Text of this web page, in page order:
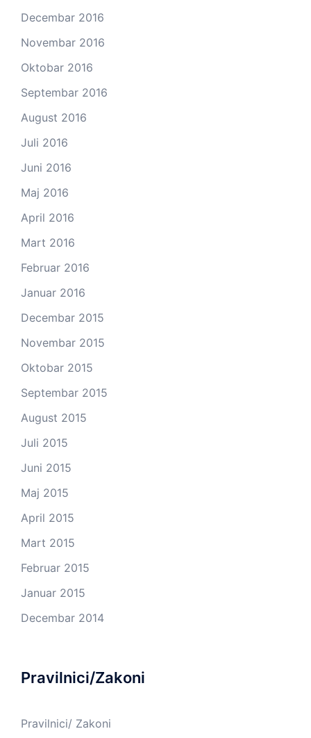
Decembar 2016
Novembar 2016
Oktobar 2016
Septembar 2016
August 2016
Juli 2016
Juni 2016
Maj 2016
April 2016
Mart 2016
Februar 2016
Januar 2016
Decembar 2015
Novembar 2015
Oktobar 2015
Septembar 2015
August 2015
Juli 2015
Juni 2015
Maj 2015
April 2015
Mart 2015
Februar 2015
Januar 2015
Decembar 2014
Pravilnici/Zakoni
Pravilnici/ Zakoni